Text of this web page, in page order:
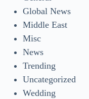
Global News
Middle East
Misc
News
Trending
Uncategorized
Wedding